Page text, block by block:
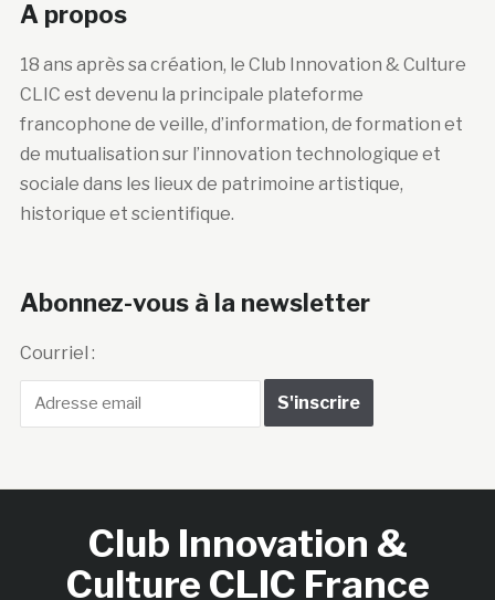
A propos
18 ans après sa création, le Club Innovation & Culture
CLIC est devenu la principale plateforme
francophone de veille, d’information, de formation et
de mutualisation sur l’innovation technologique et
sociale dans les lieux de patrimoine artistique,
historique et scientifique.
Abonnez-vous à la newsletter
Courriel :
Club Innovation &
Culture CLIC France